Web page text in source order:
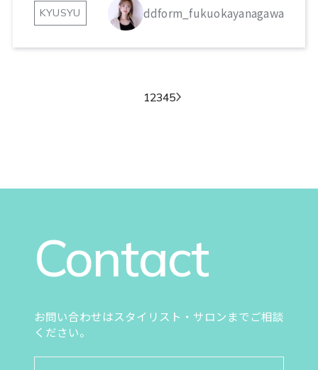
KYUSYU ddform_fukuokayanagawa
12345
Contact
お問い合わせはスタイリスト・サロンまでご相談
ください。